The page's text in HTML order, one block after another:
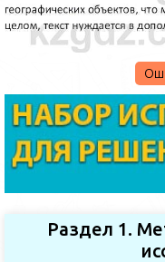
Раздел 1.